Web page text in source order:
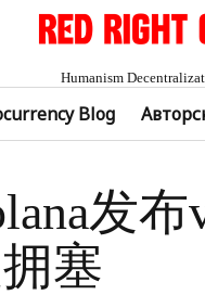
Humanism
Blog
发
塞